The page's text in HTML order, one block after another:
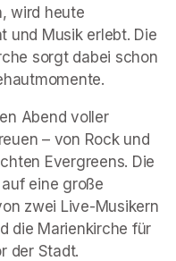
wird heute
und Musik erlebt. Die
sorgt dabei schon
Abend voller
– von Rock und
Evergreens. Die
eine große
zwei Live-Musikern
die Marienkirche für
der Stadt.